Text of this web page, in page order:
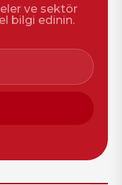
ve sektör
bilgi edinin.